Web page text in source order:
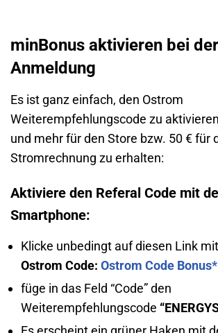
minBonus aktivieren bei der
Anmeldung
Es ist ganz einfach, den Ostrom
Weiterempfehlungscode zu
und mehr für den Store bzw. 50 € für
Stromrechnung zu erhalten:
Aktiviere den Referal Code mit
Smartphone:
Klicke unbedingt auf diesen Link
Ostrom Code: Ostrom Code Bonus*
füge in das Feld “Code” den
Weiterempfehlungscode